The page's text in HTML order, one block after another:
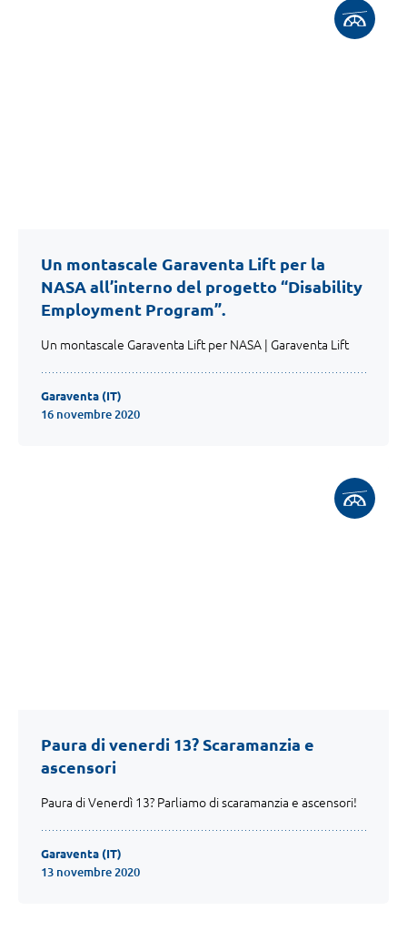
Un montascale Garaventa Lift per la
NASA all’interno del progetto “Disability
Employment Program”.
Un montascale Garaventa Lift per NASA | Garaventa Lift
Garaventa (IT)
16 novembre 2020
Paura di venerdi 13? Scaramanzia e
ascensori
Paura di Venerdì 13? Parliamo di scaramanzia e ascensori!
Garaventa (IT)
13 novembre 2020